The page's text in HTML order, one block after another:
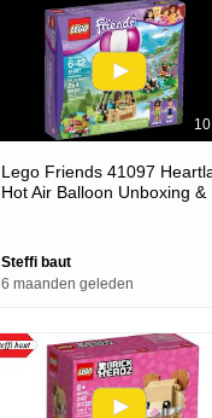
Lego Friends 41097
Hot Air Balloon Unboxing &
Steffi baut
6 maanden geleden